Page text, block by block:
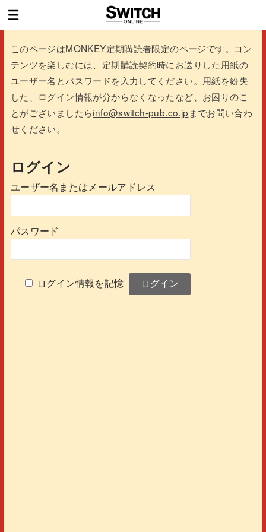
このページはMONKEY定期購読者限定のページです。コン
テンツを楽しむには、定期購読契約時にお送りした用紙の
ユーザー名とパスワードを入力してください。用紙を紛失
した、ログイン情報が分からなくなったなど、お困りのこ
とがございましたらinfo@switch-pub.co.jp までお問い合わ
せください。
ログイン
ユーザー名またはメールアドレス
パスワード
ログイン情報を記憶